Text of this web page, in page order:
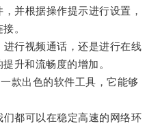
根据操作提示进行设置，
。
行视频通话，还是进行在线
升和流畅度的增加。
款出色的软件工具，它能够
都可以在稳定高速的网络环